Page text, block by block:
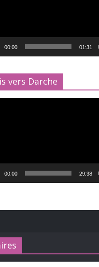
00:00 01:31
vers Darche
00:00 29:38